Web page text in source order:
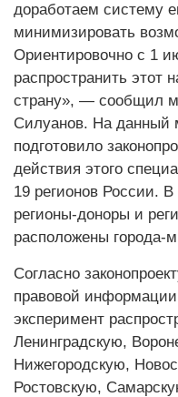
доработаем систему
минимизировать
Ориентировочно с 1
распространить этот
страну», — сообщил
Силуанов. На данный
подготовило
действия этого
19 регионов России.
регионы-доноры и
расположены города-
Согласно
правовой
эксперимент
Ленинградскую,
Нижегородскую,
Ростовскую,